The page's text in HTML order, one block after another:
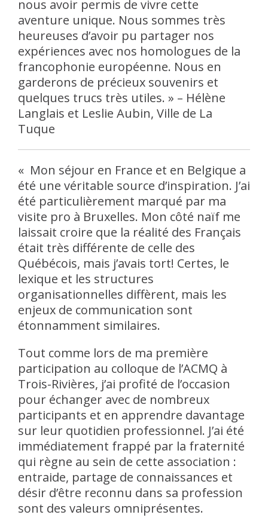
nous avoir permis de vivre cette
aventure unique. Nous sommes très
heureuses d’avoir pu partager nos
expériences avec nos homologues de la
francophonie européenne. Nous en
garderons de précieux souvenirs et
quelques trucs très utiles. » – Hélène
Langlais et Leslie Aubin, Ville de La
Tuque
« Mon séjour en France et en Belgique a
été une véritable source d’inspiration. J’ai
été particulièrement marqué par ma
visite pro à Bruxelles. Mon côté naïf me
laissait croire que la réalité des Français
était très différente de celle des
Québécois, mais j’avais tort! Certes, le
lexique et les structures
organisationnelles diffèrent, mais les
enjeux de communication sont
étonnamment similaires.
Tout comme lors de ma première
participation au colloque de l’ACMQ à
Trois-Rivières, j’ai profité de l’occasion
pour échanger avec de nombreux
participants et en apprendre davantage
sur leur quotidien professionnel. J’ai été
immédiatement frappé par la fraternité
qui règne au sein de cette association :
entraide, partage de connaissances et
désir d’être reconnu dans sa profession
sont des valeurs omniprésentes.